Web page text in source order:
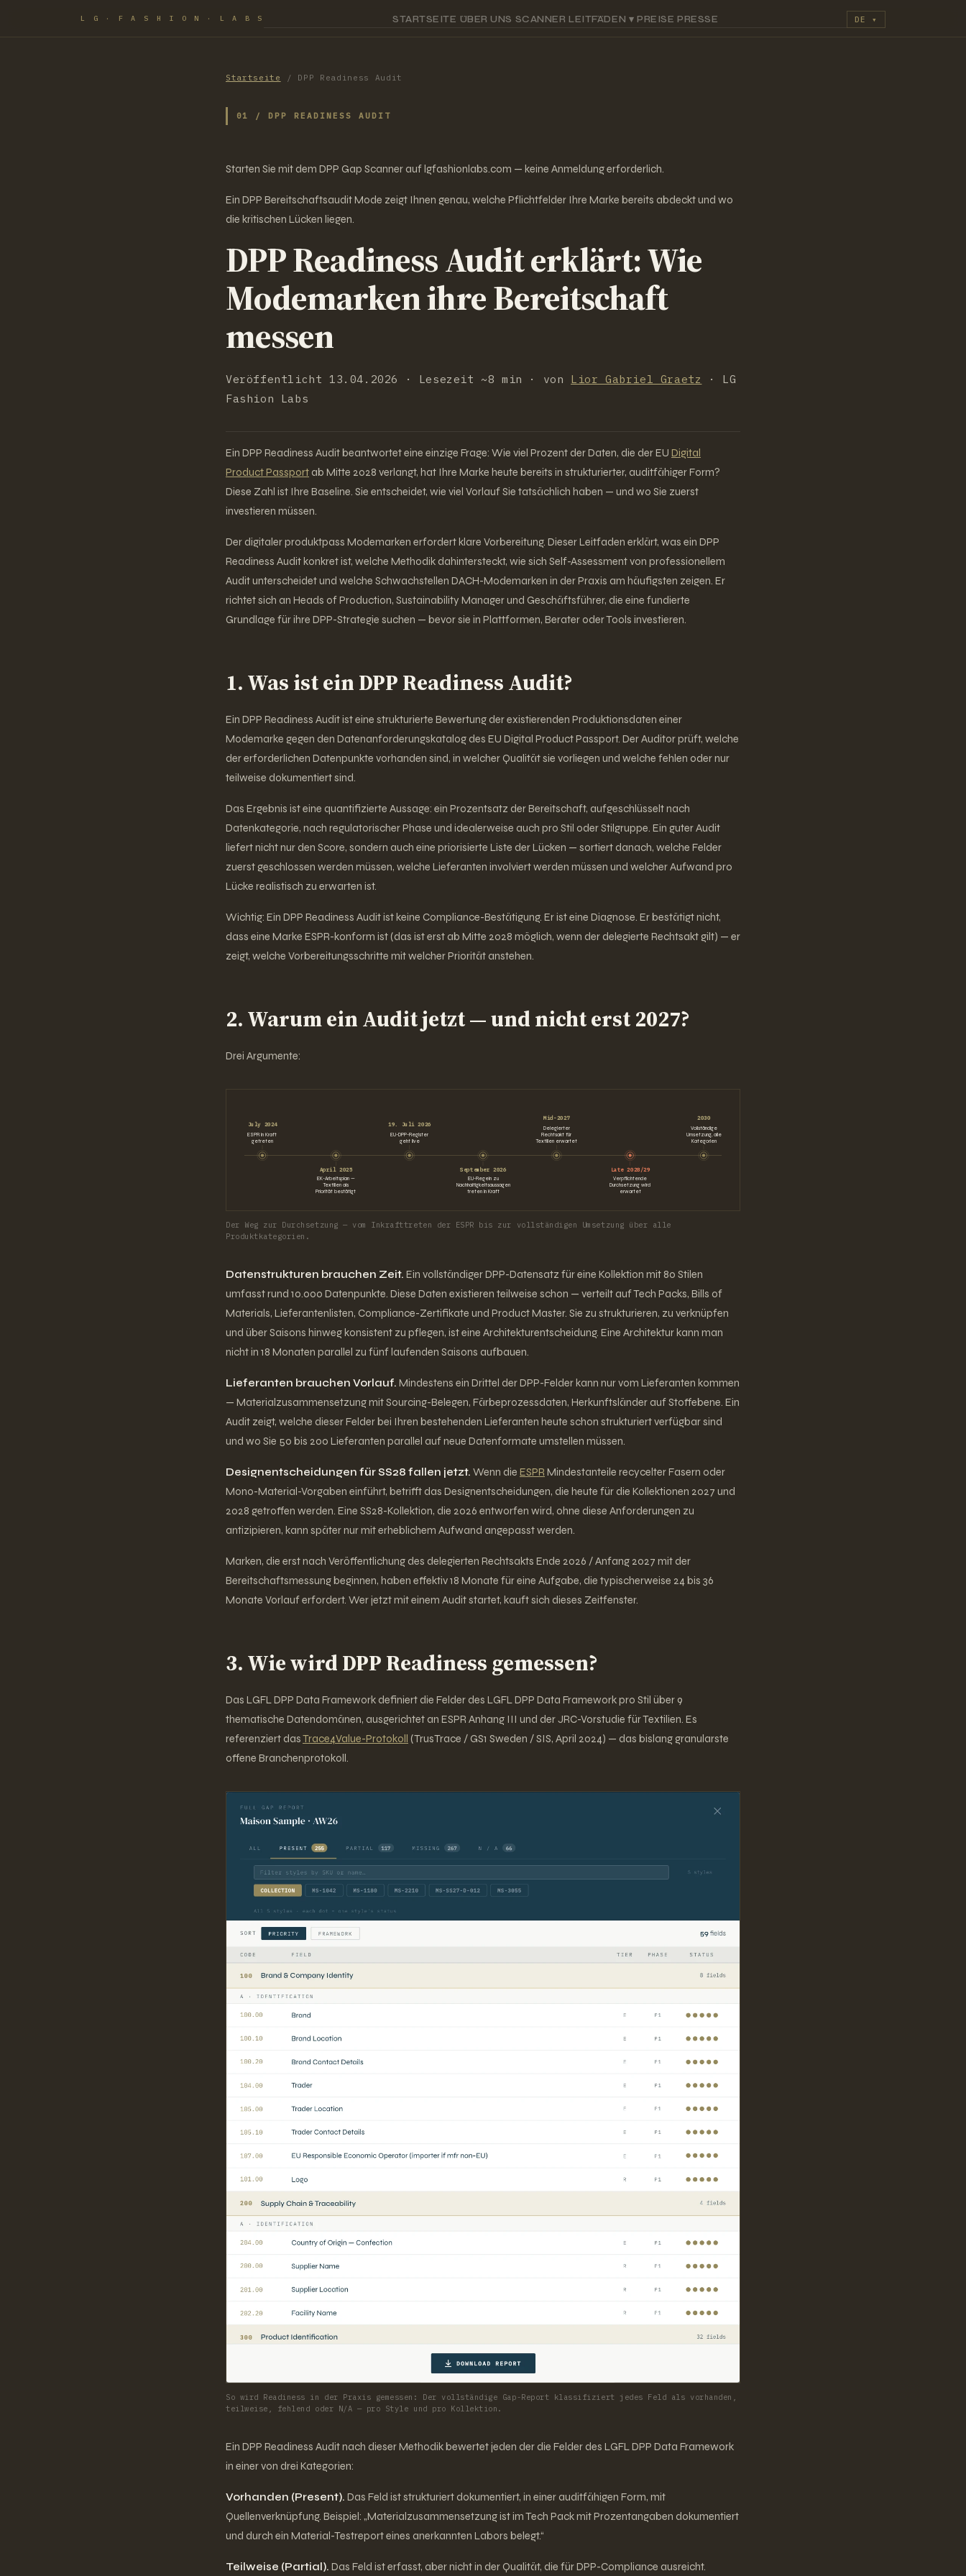
L G · F A S H I O N · L A B S STARTSEITE ÜBER UNS SCANNER LEITFÄDEN ▾ PREISE PRESSE DE ▾
Startseite / DPP Readiness Audit
01 / DPP READINESS AUDIT
Starten Sie mit dem DPP Gap Scanner auf lgfashionlabs.com — keine Anmeldung erforderlich.
Ein DPP Bereitschaftsaudit Mode zeigt Ihnen genau, welche Pflichtfelder Ihre Marke bereits abdeckt und wo
die kritischen Lücken liegen.
DPP Readiness Audit erklärt: Wie
Modemarken ihre Bereitschaft
messen
Veröffentlicht 13.04.2026 · Lesezeit ~8 min · von Lior Gabriel Graetz
· LG
Fashion Labs
Ein DPP Readiness Audit beantwortet eine einzige Frage: Wie viel Prozent der Daten, die der EU Digital
Product Passport ab Mitte 2028 verlangt, hat Ihre Marke heute bereits in strukturierter, auditfähiger Form?
Diese Zahl ist Ihre Baseline. Sie entscheidet, wie viel Vorlauf Sie tatsächlich haben — und wo Sie zuerst
investieren müssen.
Der digitaler produktpass Modemarken erfordert klare Vorbereitung. Dieser Leitfaden erklärt, was ein DPP
Readiness Audit konkret ist, welche Methodik dahintersteckt, wie sich Self-Assessment von professionellem
Audit unterscheidet und welche Schwachstellen DACH-Modemarken in der Praxis am häufigsten zeigen. Er
richtet sich an Heads of Production, Sustainability Manager und Geschäftsführer, die eine fundierte
Grundlage für ihre DPP-Strategie suchen — bevor sie in Plattformen, Berater oder Tools investieren.
1. Was ist ein DPP Readiness Audit?
Ein DPP Readiness Audit ist eine strukturierte Bewertung der existierenden Produktionsdaten einer
Modemarke gegen den Datenanforderungskatalog des EU Digital Product Passport. Der Auditor prüft, welche
der erforderlichen Datenpunkte vorhanden sind, in welcher Qualität sie vorliegen und welche fehlen oder nur
teilweise dokumentiert sind.
Das Ergebnis ist eine quantifizierte Aussage: ein Prozentsatz der Bereitschaft, aufgeschlüsselt nach
Datenkategorie, nach regulatorischer Phase und idealerweise auch pro Stil oder Stilgruppe. Ein guter Audit
liefert nicht nur den Score, sondern auch eine priorisierte Liste der Lücken — sortiert danach, welche Felder
zuerst geschlossen werden müssen, welche Lieferanten involviert werden müssen und welcher Aufwand pro
Lücke realistisch zu erwarten ist.
Wichtig: Ein DPP Readiness Audit ist keine Compliance-Bestätigung. Er ist eine Diagnose. Er bestätigt nicht,
dass eine Marke ESPR-konform ist (das ist erst ab Mitte 2028 möglich, wenn der delegierte Rechtsakt gilt) — er
zeigt, welche Vorbereitungsschritte mit welcher Priorität anstehen.
2. Warum ein Audit jetzt — und nicht erst 2027?
Drei Argumente:
July 2024
ESPR in Kraft
getreten
April 2025
EK-Arbeitsplan —
Textilien als
Priorität bestätigt
19. Juli 2026
EU-DPP-Register
geht live
September 2026
EU-Regeln zu
Nachhaltigkeitsaussagen
treten in Kraft
Mid-2027
Delegierter
Rechtsakt für
Textilien erwartet
Late 2028/29
Verpflichtende
Durchsetzung wird
erwartet
2030
Vollständige
Umsetzung, alle
Kategorien
Der Weg zur Durchsetzung — vom Inkrafttreten der ESPR bis zur vollständigen Umsetzung über alle
Produktkategorien.
Datenstrukturen brauchen Zeit. Ein vollständiger DPP-Datensatz für eine Kollektion mit 80 Stilen
umfasst rund 10.000 Datenpunkte. Diese Daten existieren teilweise schon — verteilt auf Tech Packs, Bills of
Materials, Lieferantenlisten, Compliance-Zertifikate und Product Master. Sie zu strukturieren, zu verknüpfen
und über Saisons hinweg konsistent zu pflegen, ist eine Architekturentscheidung. Eine Architektur kann man
nicht in 18 Monaten parallel zu fünf laufenden Saisons aufbauen.
Lieferanten brauchen Vorlauf. Mindestens ein Drittel der DPP-Felder kann nur vom Lieferanten kommen
— Materialzusammensetzung mit Sourcing-Belegen, Färbeprozessdaten, Herkunftsländer auf Stoffebene. Ein
Audit zeigt, welche dieser Felder bei Ihren bestehenden Lieferanten heute schon strukturiert verfügbar sind
und wo Sie 50 bis 200 Lieferanten parallel auf neue Datenformate umstellen müssen.
Designentscheidungen für SS28 fallen jetzt. Wenn die ESPR Mindestanteile recycelter Fasern oder
Mono-Material-Vorgaben einführt, betrifft das Designentscheidungen, die heute für die Kollektionen 2027 und
2028 getroffen werden. Eine SS28-Kollektion, die 2026 entworfen wird, ohne diese Anforderungen zu
antizipieren, kann später nur mit erheblichem Aufwand angepasst werden.
Marken, die erst nach Veröffentlichung des delegierten Rechtsakts Ende 2026 / Anfang 2027 mit der
Bereitschaftsmessung beginnen, haben effektiv 18 Monate für eine Aufgabe, die typischerweise 24 bis 36
Monate Vorlauf erfordert. Wer jetzt mit einem Audit startet, kauft sich dieses Zeitfenster.
3. Wie wird DPP Readiness gemessen?
Das LGFL DPP Data Framework definiert die Felder des LGFL DPP Data Framework pro Stil über 9
thematische Datendomänen, ausgerichtet an ESPR Anhang III und der JRC-Vorstudie für Textilien. Es
referenziert dasTrace4Value-Protokoll (TrusTrace / GS1 Sweden / SIS, April 2024) — das bislang granularste
offene Branchenprotokoll.
So wird Readiness in der Praxis gemessen: Der vollständige Gap-Report klassifiziert jedes Feld als vorhanden,
teilweise, fehlend oder N/A — pro Style und pro Kollektion.
Ein DPP Readiness Audit nach dieser Methodik bewertet jeden der die Felder des LGFL DPP Data Framework
in einer von drei Kategorien:
Vorhanden (Present). Das Feld ist strukturiert dokumentiert, in einer auditfähigen Form, mit
Quellenverknüpfung. Beispiel: „Materialzusammensetzung ist im Tech Pack mit Prozentangaben dokumentiert
und durch ein Material-Testreport eines anerkannten Labors belegt.“
Teilweise (Partial). Das Feld ist erfasst, aber nicht in der Qualität, die für DPP-Compliance ausreicht.